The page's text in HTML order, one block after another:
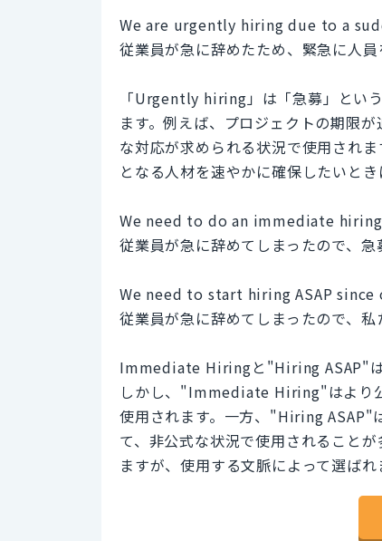
We are urgently hiring due to a
従業員が急に辞めたため、緊急に人員
「Urgently hiring」は「急募」とい
ます。例えば、プロジェクトの期限
な対応が求められる状況で使用され
となる人材を速やかに確保したいとき
We need to do an immediate
従業員が急に辞めてしまったので、急
We need to start hiring ASAP
従業員が急に辞めてしまったので、私
Immediate Hiringと"Hiring ASAP"は
しかし、"Immediate Hiring"はより
使用されます。一方、"Hiring ASAP"
て、非公式な状況で使用されること
ますが、使用する文脈によって選ばれ